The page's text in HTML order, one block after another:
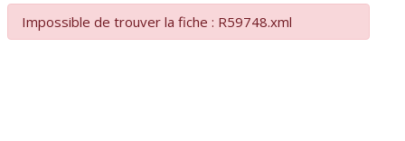
Impossible de trouver la fiche : R59748.xml